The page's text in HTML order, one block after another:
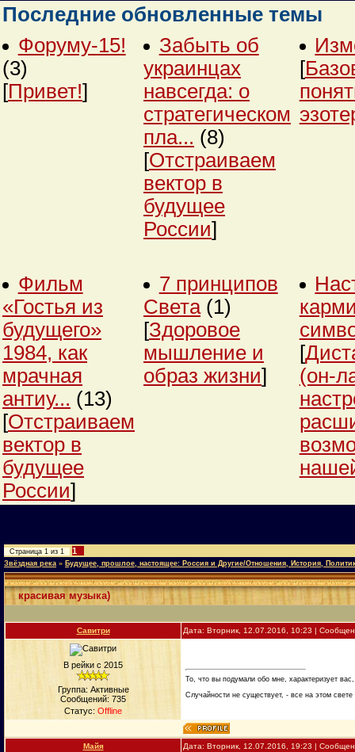
Последние обновленные темы
Форуму-15!
(3)
[Привет!]
Забыть об
украинцах
навсегда: о
стратегическом
пла... (8)
[Отстраиваем
вектор в
будущее
России]
[
Фильм
«Гостья из
будущего»
1984, как
мрачная
антиу... (13)
[Отстраиваем
вектор в
будущее
России]
7 принципов
Света (1)
[Здоровое
мышление и
образ жизни]
[
(он-
Страница 1 из 1 1
Звёздная река » Будущее, прошлое, настоящее: Россия и Другие/Отношения, История,
красивая музыка)
Савитри Дата: Вторник, 12.07.2016, 10:23 |
В рейки с 2015
Группа: Активные
Сообщений: 735
Статус: Offline
То, что вы подумали обо мне, характеризует
Случайности не существует, - все на этом
Майя Дата: Вторник, 12.07.2016, 19:23 |